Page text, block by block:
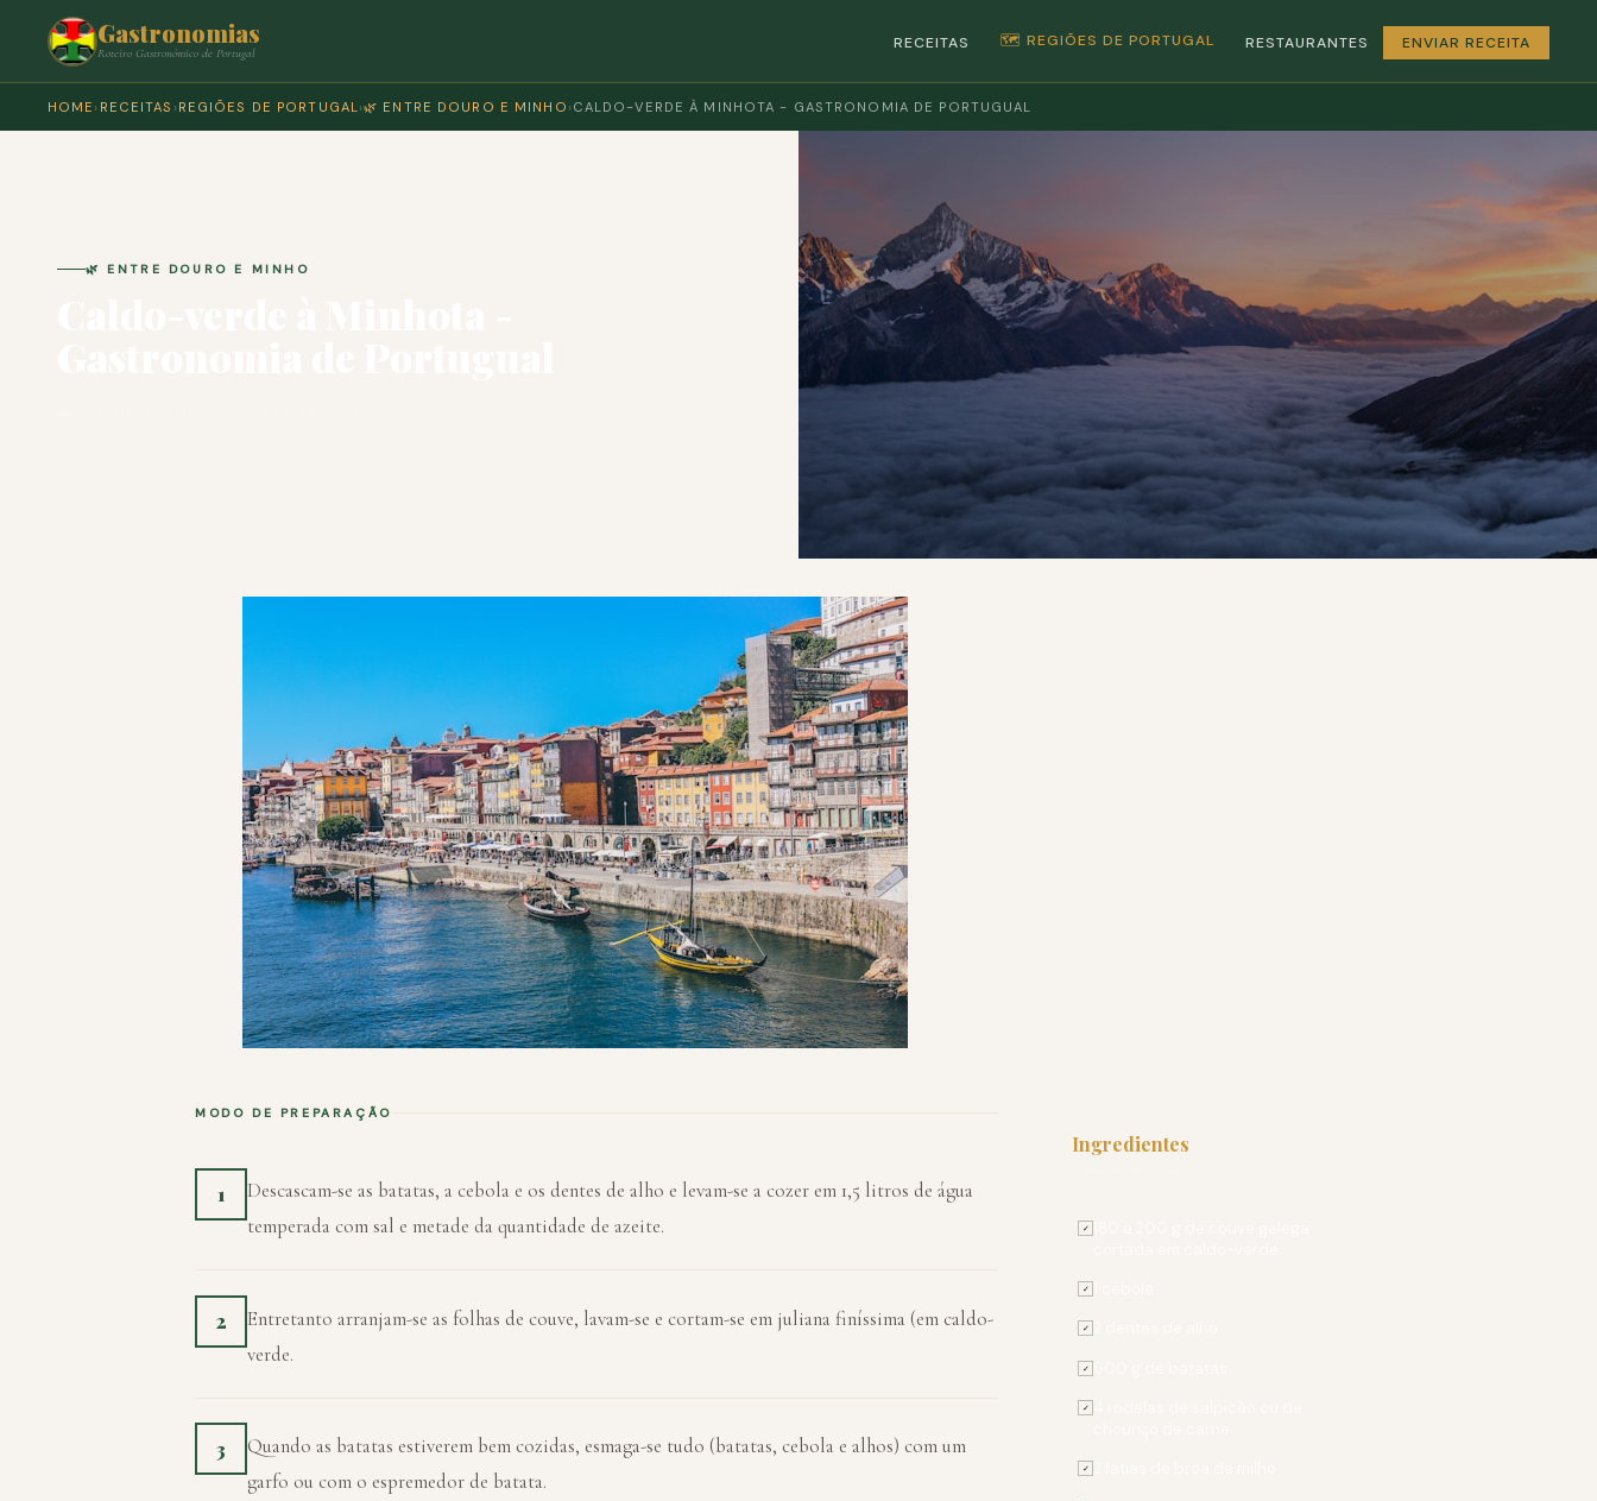
Gastronomias
Roteiro Gastronómico de Portugal
RECEITAS 🗺️ REGIÕES DE PORTUGAL RESTAURANTES ENVIAR RECEITA
HOME › RECEITAS › REGIÕES DE PORTUGAL ›🌿 ENTRE DOURO E MINHO › CALDO-VERDE À MINHOTA - GASTRONOMIA DE PORTUGUAL
🌿 ENTRE DOURO E MINHO
MODO DE PREPARAÇÃO
1
Descascam-se as batatas, a cebola e os dentes de alho e levam-se a cozer em 1,5 litros de água
temperada com sal e metade da quantidade de azeite.
2
Entretanto arranjam-se as folhas de couve, lavam-se e cortam-se em juliana finíssima (em caldo-
verde.
3
Quando as batatas estiverem bem cozidas, esmaga-se tudo (batatas, cebola e alhos) com um
garfo ou com o espremedor de batata.
Ingredientes
✓
✓
✓
✓
✓
✓